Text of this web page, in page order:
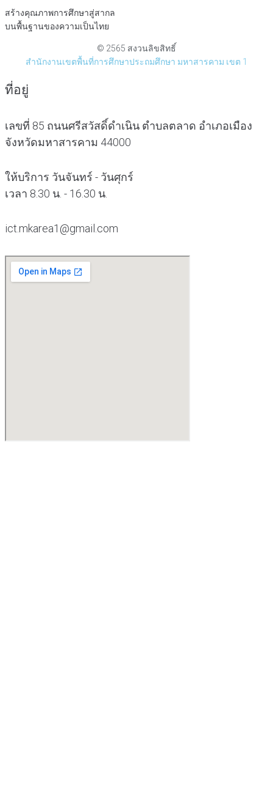
สร้างคุณภาพการศึกษาสู่สากล
บนพื้นฐานของความเป็นไทย
© 2565 สงวนลิขสิทธิ์
สำนักงานเขตพื้นที่การศึกษาประถมศึกษา มหาสารคาม เขต 1
ที่อยู่
เลขที่ 85 ถนนศรีสวัสดิ์ดำเนิน ตำบลตลาด อำเภอเมือง
จังหวัดมหาสารคาม 44000
ให้บริการ วันจันทร์ - วันศุกร์
เวลา 8.30 น. - 16.30 น.
ict.mkarea1@gmail.com